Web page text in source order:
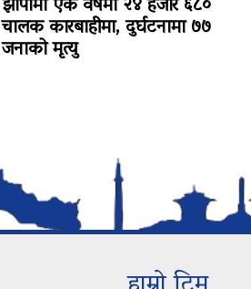
चालक कारबाहीमा, दुर्घटनामा ७७
जनाको मृत्यु